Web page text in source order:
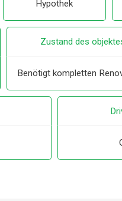
Hypothek
Zustand des
Benötigt kompletten